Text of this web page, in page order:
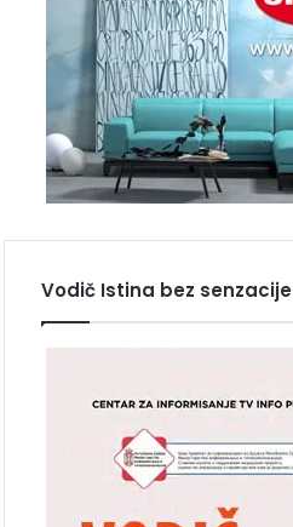
Vodič Istina bez senzacije